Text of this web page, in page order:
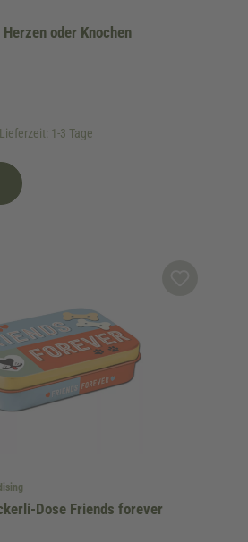
oder Knochen
1-3 Tage
Dose Friends forever